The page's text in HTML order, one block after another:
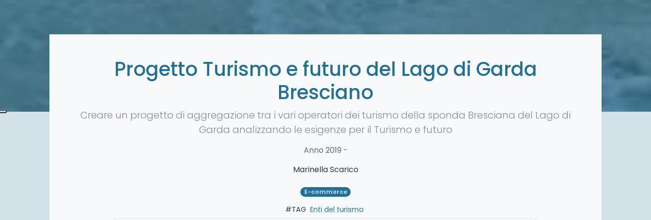
Progetto Turismo e futuro del Lago di Garda
Bresciano
Creare un progetto di aggregazione tra i vari operatori dei turismo della sponda Bresciana del Lago di
Garda analizzando le esigenze per il Turismo e futuro
Anno 2019 -
Marinella Scarico
E-commerce
#TAG Enti del turismo